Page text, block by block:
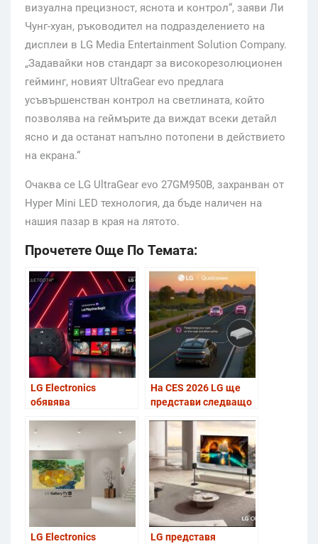
визуална прецизност, яснота и контрол“, заяви Ли
Чунг-хуан, ръководител на подразделението на
дисплеи в LG Media Entertainment Solution Company.
„Задавайки нов стандарт за високорезолюционен
гейминг, новият UltraGear evo предлага
усъвършенстван контрол на светлината, който
позволява на геймърите да виждат всеки детайл
ясно и да останат напълно потопени в действието
на екрана.“
Очаква се LG UltraGear evo 27GM950B, захранван от
Hyper Mini LED технология, да бъде наличен на
нашия пазар в края на лятото.
Прочетете Още По Темата:
LG Electronics
обявява
програма „Designed
for LG Gaming Portal“
за контролери
На CES 2026 LG ще
представи следващо
технологии за
мобилност,
задвижвани от
generative AI
LG Electronics
LG представя